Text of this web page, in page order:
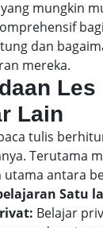
mungkin
dan
mereka.
Lain
tulis
Terutama
utama antara
Satu
Belajar